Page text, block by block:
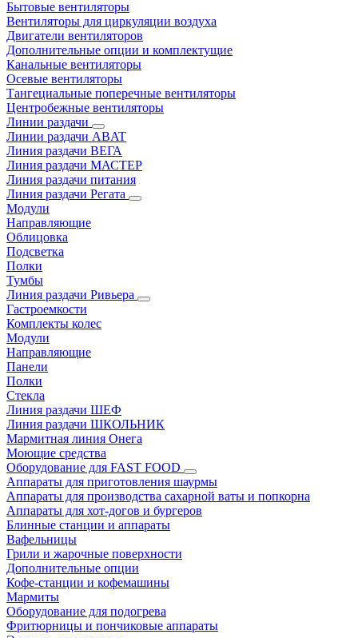
Бытовые вентиляторы
Вентиляторы для циркуляции воздуха
Двигатели вентиляторов
Дополнительные опции и комплектущие
Канальные вентиляторы
Осевые вентиляторы
Тангециальные поперечные вентиляторы
Центробежные вентиляторы
Линии раздачи
Линии раздачи ABAT
Линия раздачи ВЕГА
Линия раздачи МАСТЕР
Линия раздачи питания
Линия раздачи Регата
Модули
Направляющие
Облицовка
Подсветка
Полки
Тумбы
Линия раздачи Ривьера
Гастроемкости
Комплекты колес
Модули
Направляющие
Панели
Полки
Стекла
Линия раздачи ШЕФ
Линия раздачи ШКОЛЬНИК
Мармитная линия Онега
Моющие средства
Оборудование для FAST FOOD
Аппараты для приготовления шаурмы
Аппараты для производства сахарной ваты и попкорна
Аппараты для хот-догов и бургеров
Блинные станции и аппараты
Вафельницы
Грили и жарочные поверхности
Дополнительные опции
Кофе-станции и кофемашины
Мармиты
Оборудование для подогрева
Фритюрницы и пончиковые аппараты